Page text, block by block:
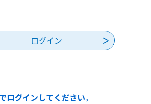
グインしてください。